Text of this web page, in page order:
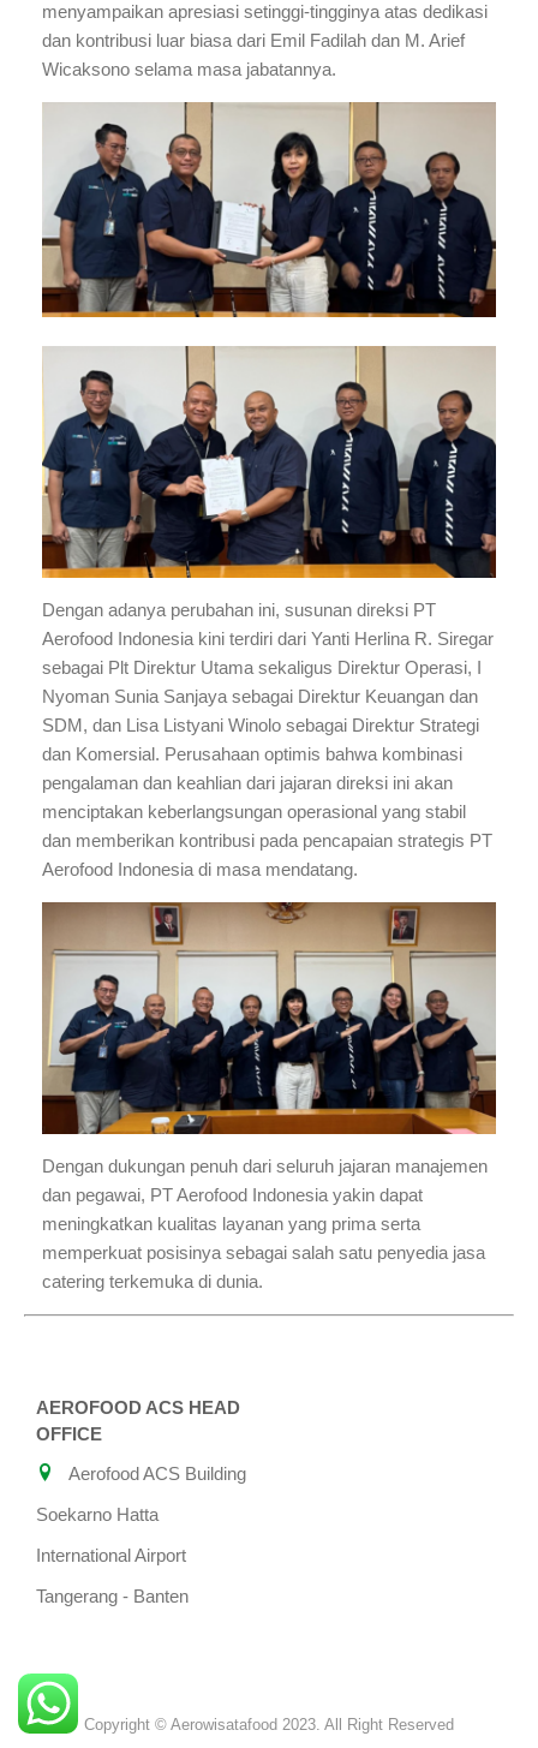
menyampaikan apresiasi setinggi-tingginya atas dedikasi
dan kontribusi luar biasa dari Emil Fadilah dan M. Arief
Wicaksono selama masa jabatannya.
Dengan adanya perubahan ini, susunan direksi PT
Aerofood Indonesia kini terdiri dari Yanti Herlina R. Siregar
sebagai Plt Direktur Utama sekaligus Direktur Operasi, I
Nyoman Sunia Sanjaya sebagai Direktur Keuangan dan
SDM, dan Lisa Listyani Winolo sebagai Direktur Strategi
dan Komersial. Perusahaan optimis bahwa kombinasi
pengalaman dan keahlian dari jajaran direksi ini akan
menciptakan keberlangsungan operasional yang stabil
dan memberikan kontribusi pada pencapaian strategis PT
Aerofood Indonesia di masa mendatang.
Dengan dukungan penuh dari seluruh jajaran manajemen
dan pegawai, PT Aerofood Indonesia yakin dapat
meningkatkan kualitas layanan yang prima serta
memperkuat posisinya sebagai salah satu penyedia jasa
catering terkemuka di dunia.
AEROFOOD ACS HEAD
OFFICE
Aerofood ACS Building
Soekarno Hatta
International Airport
Tangerang - Banten
Copyright © Aerowisatafood 2023. All Right Reserved